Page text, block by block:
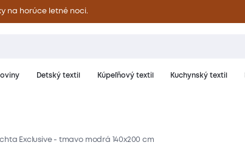
na horúce letné noci.
Detský textil Kúpeľňový textil Kuchynský textil
Materiál a starostlivosť
Exclusive - tmavo modrá 140x200 cm